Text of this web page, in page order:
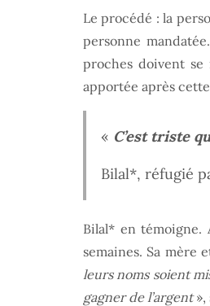
Le procédé : la
personne
proches doivent se
apportée après
« C’est triste
Bilal*, réfugié
Bilal* en témoigne.
semaines. Sa mère
leurs noms soient
gagner de l’argent»,